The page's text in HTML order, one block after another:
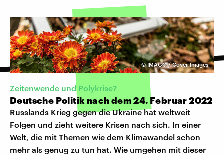
©IMAGO / Cover-Images
Zeitenwende und Polykrise?
Deutsche Politik nach dem 24. Februar 2022
Russlands Krieg gegen die Ukraine hat weltweit
Folgen und zieht weitere Krisen nach sich. In einer
Welt, die mit Themen wie dem Klimawandel schon
mehr als genug zu tun hat. Wie umgehen mit dieser